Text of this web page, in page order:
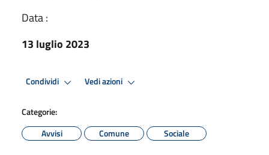
Data :
13 luglio 2023
Condividi Vedi azioni
Categorie:
Avvisi
Comune Sociale